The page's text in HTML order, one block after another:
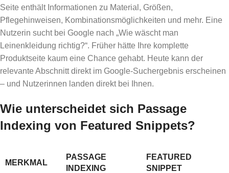
Seite enthält Informationen zu Material, Größen,
Pflegehinweisen, Kombinationsmöglichkeiten und mehr. Eine
Nutzerin sucht bei Google nach „Wie wäscht man
Leinenkleidung richtig?“. Früher hätte Ihre komplette
Produktseite kaum eine Chance gehabt. Heute kann der
relevante Abschnitt direkt im Google-Suchergebnis erscheinen
– und Nutzerinnen landen direkt bei Ihnen.
Wie unterscheidet sich Passage
Indexing von Featured Snippets?
MERKMAL
PASSAGE
INDEXING
FEATURED
SNIPPET